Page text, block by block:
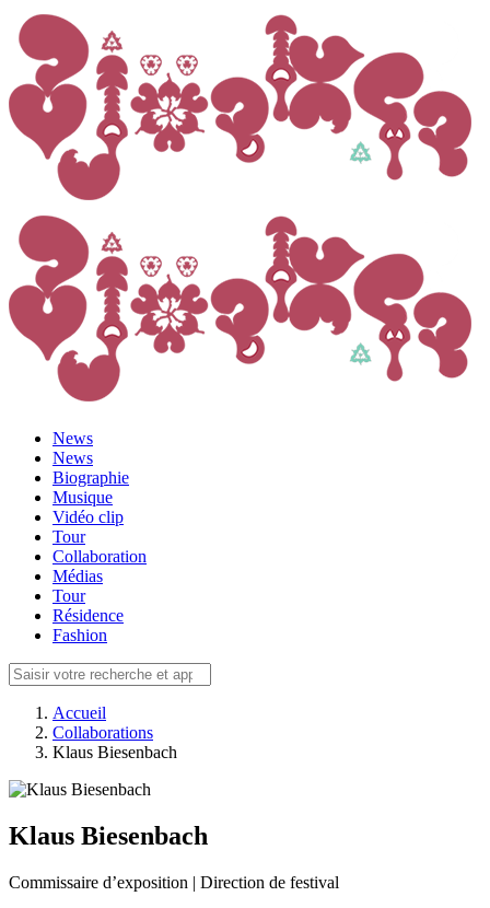
News
News
Biographie
Musique
Vidéo clip
Tour
Collaboration
Médias
Tour
Résidence
Fashion
Accueil
Collaborations
Klaus Biesenbach
Klaus Biesenbach
Commissaire d’exposition | Direction de festival